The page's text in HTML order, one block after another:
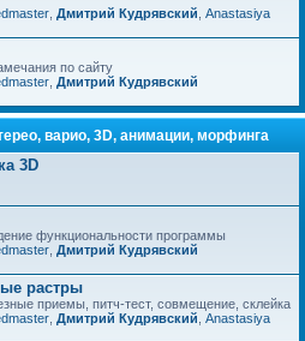
Дмитрий Кудрявский Anastasiya
по сайту
Дмитрий Кудрявский
варио, 3D, анимации, морфинга
3D
функциональности программы
Дмитрий Кудрявский
растры
приемы, питч-тест, совмещение, склейка
Дмитрий Кудрявский Anastasiya